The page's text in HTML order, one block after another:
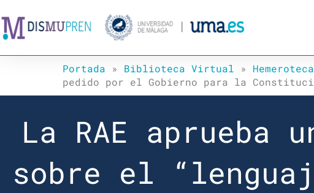
al
contenido
Portada » Biblioteca Virtual » Hemeroteca
pedido por el Gobierno para la
La RAE aprueba
sobre el